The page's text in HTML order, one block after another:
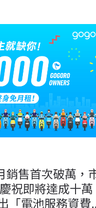
售首次破萬，
祝即將達成十萬